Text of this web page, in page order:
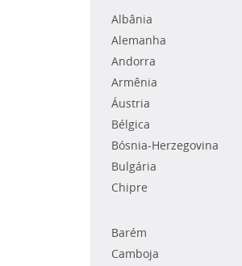
Albânia
Alemanha
Andorra
Armênia
Áustria
Bélgica
Bósnia-Herzegovina
Bulgária
Chipre
Barém
Camboja